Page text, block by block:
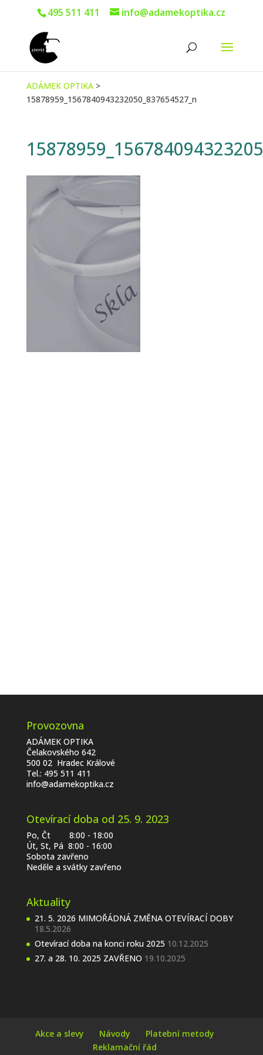
495 511 411 info@adamekoptika.cz
ADÁMEK OPTIKA>
15878959_1567840943232050_837654527_n
Provozovna
ADÁMEK OPTIKA
Čelakovského 642
500 02 Hradec Králové
Tel.: 495 511 411
info@adamekoptika.cz
Otevírací doba od 25. 9. 2023
Po, Čt 8:00 - 18:00
Út, St, Pá 8:00 - 16:00
Sobota zavřeno
Neděle a svátky zavřeno
Aktuality
21. 5. 2026 MIMOŘÁDNÁ ZMĚNA OTEVÍRACÍ DOBY
18.5.2026
Otevírací doba na konci roku 2025 10.12.2025
27. a 28. 10. 2025 ZAVŘENO 19.10.2025
Akce a slevy Návody
Platební metody
Reklamační řád